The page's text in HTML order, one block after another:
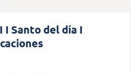
I Santo del día I